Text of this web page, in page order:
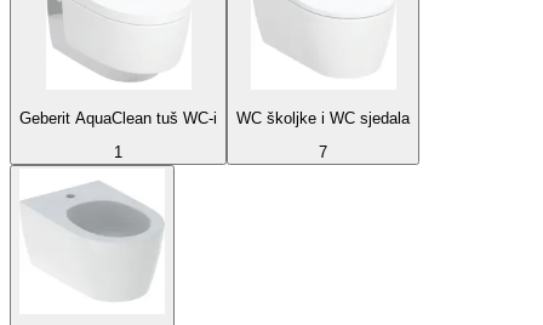
Geberit AquaClean tuš WC-i
1
WC školjke i WC sjedala
7